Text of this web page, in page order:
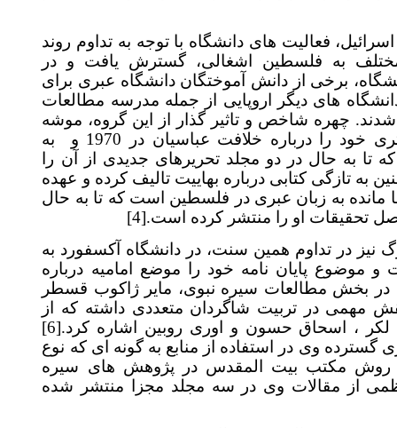
فعالیت های دانشگاه با توجه به تداوم روند
به فلسطین اشغالی، گسترش یافت و در
برخی از دانش آموختگان دانشگاه عبری برای
های دیگر اروپایی از جمله مدرسه مطالعات
چهره شاخص و تاثیر گذار از این گروه، موشه
را درباره خلافت عباسیان در 1970 و
به
به حال در دو مجلد تحریرهای جدیدی از آن را
تازگی کتابی درباره بهاییت تالیف کرده و عهده
به زبان عبری در فلسطین است که تا به حال
تحقیقات او را منتشر کرده است.[4]
در تداوم همین سنت، در دانشگاه آکسفورد به
پایان نامه خود را موضع امامیه درباره
بخش مطالعات سیره نبوی، مایر ژاکوب قسطر
مهمی در تربیت شاگردان متعددی داشته که از
، اسحاق حسون و اوری روبین اشاره کرد.[6]
وی در استفاده از منابع به گونه ای که نوع
مکتب بیت المقدس در پژوهش های سیره
مقالات وی در سه مجلد مجزا منتشر شده